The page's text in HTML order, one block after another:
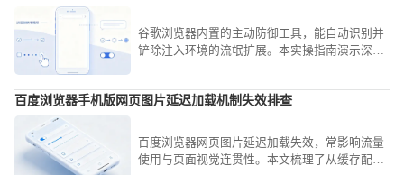
谷歌浏览器内置的主动防御工具，能自动识别并
铲除注入环境的流氓扩展。本实操指南演示深度
百度浏览器手机版网页图片延迟加载机制失效排查
百度浏览器网页图片延迟加载失效，常影响流量
使用与页面视觉连贯性。本文梳理了从缓存配置